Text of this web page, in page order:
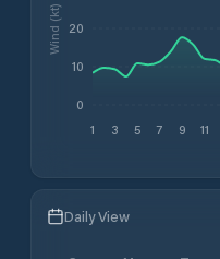
1 3 5 7 9 11
0
10
20
Wind (kt)
Daily View